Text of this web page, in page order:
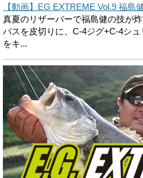
【動画】EG EXTREME Vol.9 福島
真夏のリザーバーで福島健の技が
バスを皮切りに、C-4ジグ+C-4シ
をキ...